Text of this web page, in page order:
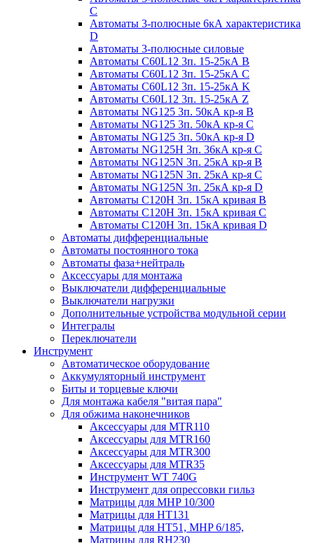
C
Автоматы 3-полюсные 6кА характеристика
D
Автоматы 3-полюсные силовые
Автоматы C60L12 3п. 15-25кА B
Автоматы C60L12 3п. 15-25кА C
Автоматы C60L12 3п. 15-25кА K
Автоматы C60L12 3п. 15-25кА Z
Автоматы NG125 3п. 50кА кр-я B
Автоматы NG125 3п. 50кА кр-я C
Автоматы NG125 3п. 50кА кр-я D
Автоматы NG125H 3п. 36кА кр-я C
Автоматы NG125N 3п. 25кА кр-я B
Автоматы NG125N 3п. 25кА кр-я C
Автоматы NG125N 3п. 25кА кр-я D
Автоматы С120Н 3п. 15кА кривая B
Автоматы С120Н 3п. 15кА кривая C
Автоматы С120Н 3п. 15кА кривая D
Автоматы дифференциальные
Автоматы постоянного тока
Автоматы фаза+нейтраль
Аксессуары для монтажа
Выключатели дифференциальные
Выключатели нагрузки
Дополнительные устройства модульной серии
Интегралы
Переключатели
Инструмент
Автоматическое оборудование
Аккумуляторный инструмент
Биты и торцевые ключи
Для монтажа кабеля "витая пара"
Для обжима наконечников
Аксессуары для MTR110
Аксессуары для MTR160
Аксессуары для MTR300
Аксессуары для MTR35
Инструмент WT 740G
Инструмент для опрессовки гильз
Матрицы для MHP 10/300
Матрицы для НТ131
Матрицы для НТ51, MHP 6/185,
Матрицы для RH230